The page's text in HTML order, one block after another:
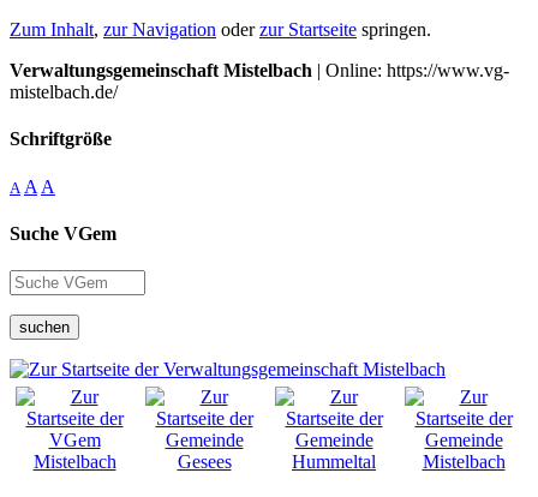
Zum Inhalt, zur Navigation oderzur Startseite springen.
Verwaltungsgemeinschaft Mistelbach | Online: https://www.vg-
mistelbach.de/
Schriftgröße
A A A
Suche VGem
suchen